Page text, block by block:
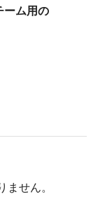
ム用の
せん。